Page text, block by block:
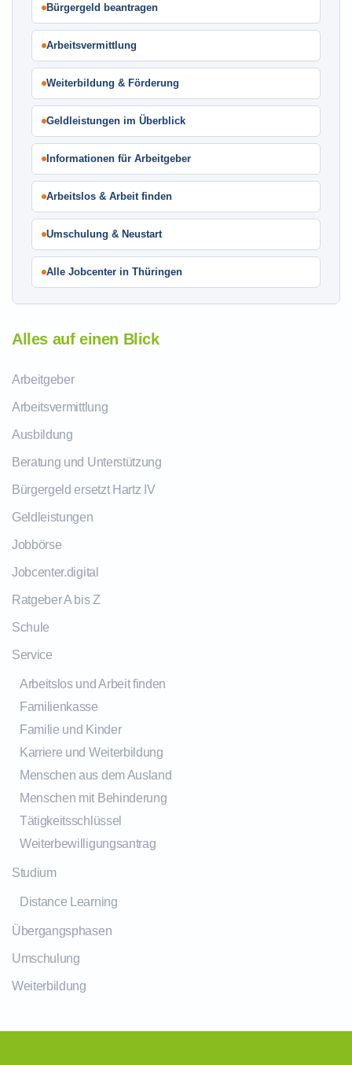
Bürgergeld beantragen
Arbeitsvermittlung
Weiterbildung & Förderung
Geldleistungen im Überblick
Informationen für Arbeitgeber
Arbeitslos & Arbeit finden
Umschulung & Neustart
Alle Jobcenter in Thüringen
Alles auf einen Blick
Arbeitgeber
Arbeitsvermittlung
Ausbildung
Beratung und Unterstützung
Bürgergeld ersetzt Hartz IV
Geldleistungen
Jobbörse
Jobcenter.digital
Ratgeber A bis Z
Schule
Service
Arbeitslos und Arbeit finden
Familienkasse
Familie und Kinder
Karriere und Weiterbildung
Menschen aus dem Ausland
Menschen mit Behinderung
Tätigkeitsschlüssel
Weiterbewilligungsantrag
Studium
Distance Learning
Übergangsphasen
Umschulung
Weiterbildung